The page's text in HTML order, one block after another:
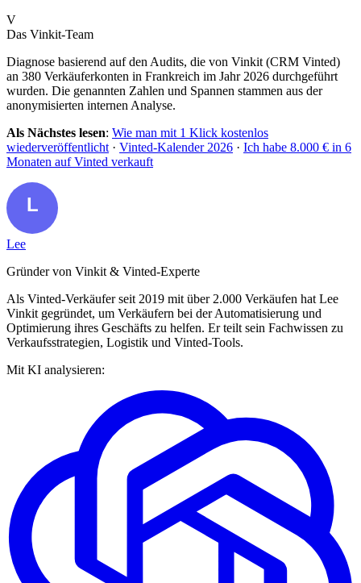
V
Das Vinkit-Team
Diagnose basierend auf den Audits, die von Vinkit (CRM Vinted)
an 380 Verkäuferkonten in Frankreich im Jahr 2026 durchgeführt
wurden. Die genannten Zahlen und Spannen stammen aus der
anonymisierten internen Analyse.
Als Nächstes lesen: Wie man mit 1 Klick kostenlos
wiederveröffentlicht · Vinted-Kalender 2026 · Ich habe 8.000 € in 6
Monaten auf Vinted verkauft
Lee
Gründer von Vinkit & Vinted-Experte
Als Vinted-Verkäufer seit 2019 mit über 2.000 Verkäufen hat Lee
Vinkit gegründet, um Verkäufern bei der Automatisierung und
Optimierung ihres Geschäfts zu helfen. Er teilt sein Fachwissen zu
Verkaufsstrategien, Logistik und Vinted-Tools.
Mit KI analysieren: